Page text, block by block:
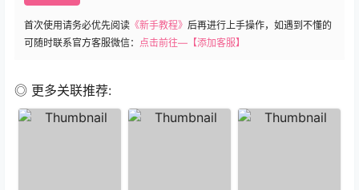
首次使用请务必优先阅读 《新手教程》 后再进行上手操作，如遇到不懂的
可随时联系官方客服微信： 点击前往—【添加客服】
◎ 更多关联推荐: